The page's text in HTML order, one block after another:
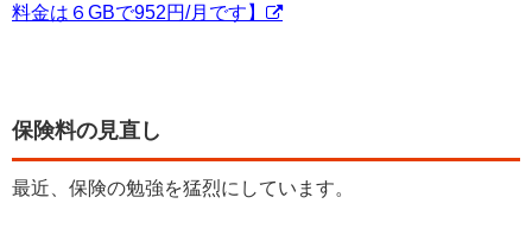
料金は６GBで952円/月です】
保険料の見直し
最近、保険の勉強を猛烈にしています。